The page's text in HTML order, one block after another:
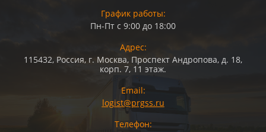
График работы:
Пн-Пт с 9:00 до 18:00
Адрес:
115432, Россия, г. Москва, Проспект Андропова, д. 18,
корп. 7, 11 этаж.
Email:
logist@prgss.ru
Телефон: